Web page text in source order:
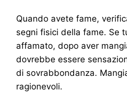
Quando avete fame,
segni fisici della fame. Se
affamato, dopo aver
dovrebbe essere
di sovrabbondanza.
ragionevoli.